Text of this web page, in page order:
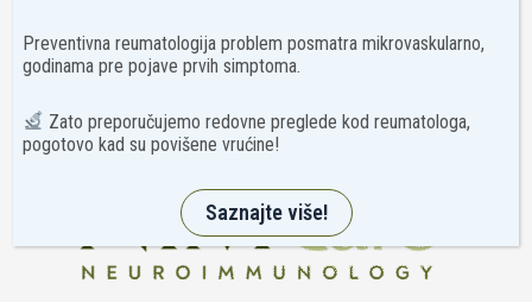
Preventivna reumatologija problem posmatra mikrovaskularno,
godinama pre pojave prvih simptoma.
Zato preporučujemo redovne preglede kod reumatologa,
pogotovo kad su povišene vrućine!
Saznajte više!